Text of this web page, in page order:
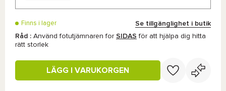
Finns i lager
Se tillgänglighet i butik
Råd : Använd fotutjämnaren for SIDAS för att hjälpa dig hitta
rätt storlek
LÄGG I VARUKORGEN